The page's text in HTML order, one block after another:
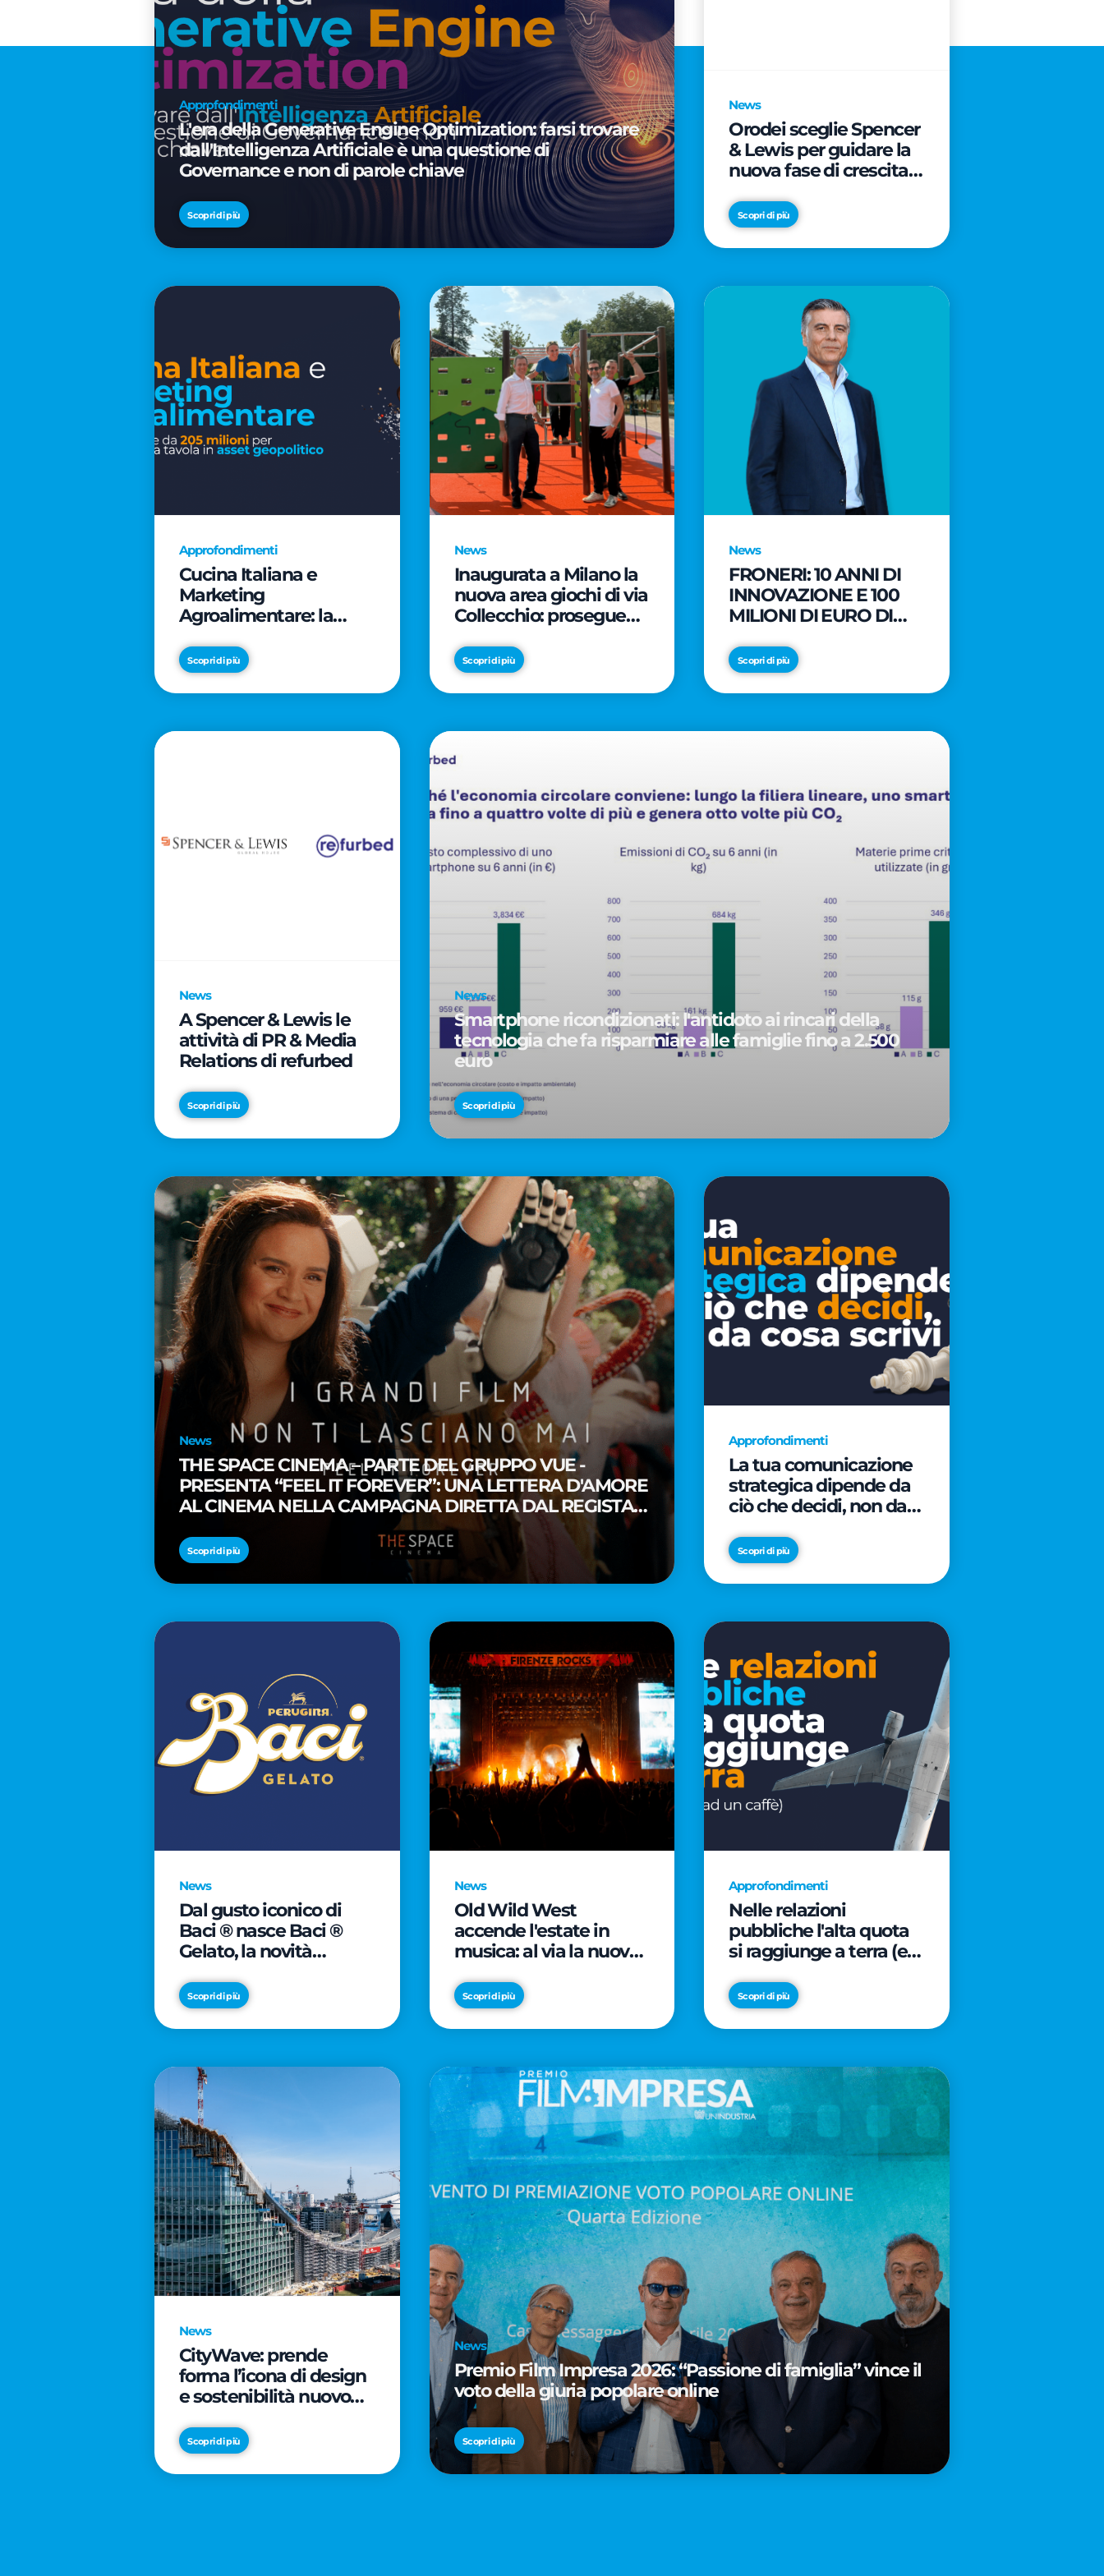
Approfondimenti
L'era della Generative Engine Optimization: farsi trovare
dall'Intelligenza Artificiale è una questione di
Governance e non di parole chiave
Scopri di più
News
Orodei sceglie Spencer
& Lewis per guidare la
nuova fase di crescita e
brand
Scopri di più
Approfondimenti
Cucina Italiana e
Marketing
Agroalimentare: la
milioni per trasformare
la tavola in asset
geopolitico
Scopri di più
News
Inaugurata a Milano la
nuova area giochi di via
Collecchio: prosegue
SmartCityLife per gli
spazi pubblici del
Municipio 8
Scopri di più
News
FRONERI: 10 ANNI DI
INNOVAZIONE E 100
MILIONI DI EURO DI
PER LO SVILUPPO DEL
MERCATO ITALIANO
DEL GELATO
Scopri di più
News
A Spencer & Lewis le
attività di PR & Media
Relations di refurbed
Scopri di più
News
Smartphone ricondizionati: l'antidoto ai rincari della
tecnologia che fa risparmiare alle famiglie fino a 2.500
euro
Scopri di più
News
THE SPACE CINEMA – PARTE DEL GRUPPO VUE -
PRESENTA “FEEL IT FOREVER”: UNA LETTERA D'AMORE
AL CINEMA NELLA CAMPAGNA DIRETTA DAL REGISTA
PREMIO OSCAR® TAIKA WAITITI
Scopri di più
Approfondimenti
La tua comunicazione
strategica dipende da
ciò che decidi, non da
Scopri di più
News
Dal gusto iconico di
Baci ® nasce Baci ®
Gelato, la novità
Scopri di più
News
Old Wild West
accende l'estate in
musica: al via la nuova
e le prestigiose
partnership con Radio
Italia e Live Nation
Scopri di più
Approfondimenti
Nelle relazioni
pubbliche l'alta quota
si raggiunge a terra (e
Scopri di più
News
CityWave: prende
forma l’icona di design
e sostenibilità nuovo
Scopri di più
News
Premio Film Impresa 2026: “Passione di famiglia” vince il
voto della giuria popolare online
Scopri di più